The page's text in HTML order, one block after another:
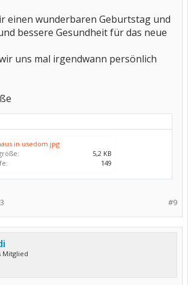
einen wunderbaren Geburtstag und
bessere Gesundheit für das neue
uns mal irgendwann persönlich
in usedom.jpg
5,2 KB
149
#9
Mitglied